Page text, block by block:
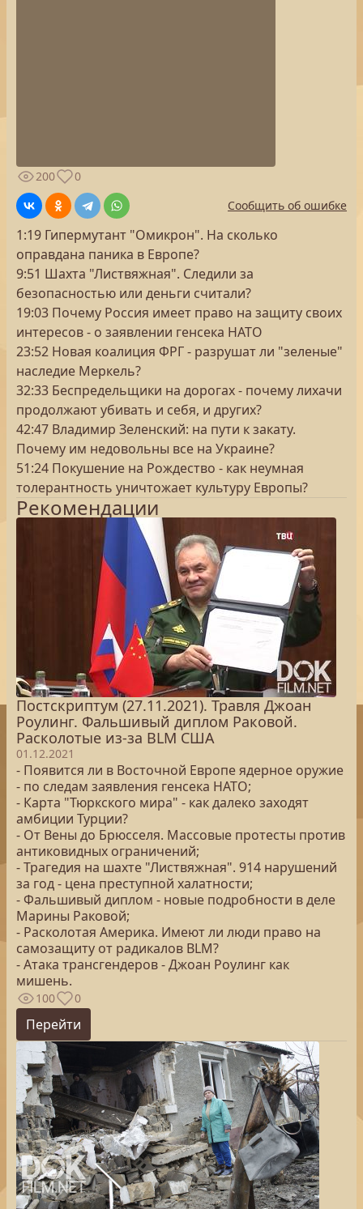
200
0
Сообщить об ошибке
1:19 Гипермутант "Омикрон". На сколько
оправдана паника в Европе?
9:51 Шахта "Листвяжная". Следили за
безопасностью или деньги считали?
19:03 Почему Россия имеет право на защиту своих
интересов - о заявлении генсека НАТО
23:52 Новая коалиция ФРГ - разрушат ли "зеленые"
наследие Меркель?
32:33 Беспредельщики на дорогах - почему лихачи
продолжают убивать и себя, и других?
42:47 Владимир Зеленский: на пути к закату.
Почему им недовольны все на Украине?
51:24 Покушение на Рождество - как неумная
толерантность уничтожает культуру Европы?
Рекомендации
Постскриптум (27.11.2021). Травля Джоан
Роулинг. Фальшивый диплом Раковой.
Расколотые из-за BLM США
01.12.2021
- Появится ли в Восточной Европе ядерное оружие
- по следам заявления генсека НАТО;
- Карта "Тюркского мира" - как далеко заходят
амбиции Турции?
- От Вены до Брюсселя. Массовые протесты против
антиковидных ограничений;
- Трагедия на шахте "Листвяжная". 914 нарушений
за год - цена преступной халатности;
- Фальшивый диплом - новые подробности в деле
Марины Раковой;
- Расколотая Америка. Имеют ли люди право на
самозащиту от радикалов BLM?
- Атака трансгендеров - Джоан Роулинг как
мишень.
100 0
Перейти